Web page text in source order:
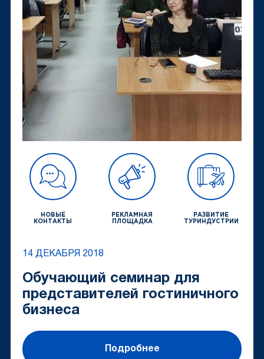
НОВЫЕ
КОНТАКТЫ
РЕКЛАМНАЯ
ПЛОЩАДКА
РАЗВИТИЕ
ТУРИНДУСТРИИ
14 ДЕКАБРЯ 2018
Обучающий семинар для
представителей гостиничного
бизнеса
Подробнее